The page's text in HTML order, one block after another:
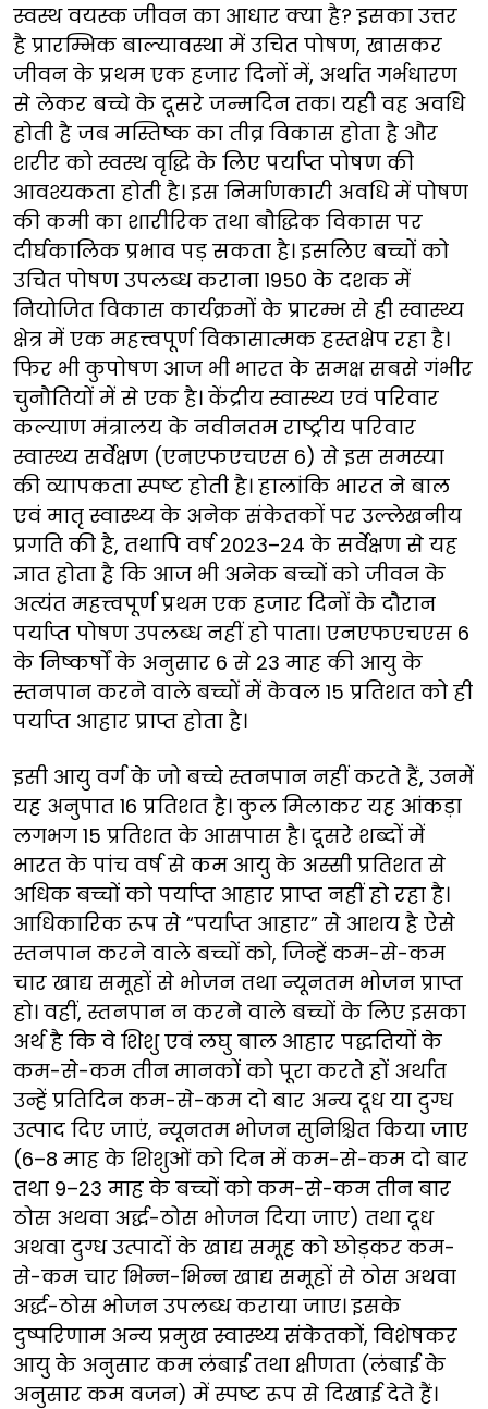
स्वस्थ वयस्क जीवन का आधार क्या है? इसका उत्तर
है प्रारम्भिक बाल्यावस्था में उचित पोषण, खासकर
जीवन के प्रथम एक हजार दिनों में, अर्थात गर्भधारण
से लेकर बच्चे के दूसरे जन्मदिन तक। यही वह अवधि
होती है जब मस्तिष्क का तीव्र विकास होता है और
शरीर को स्वस्थ वृद्धि के लिए पर्याप्त पोषण की
आवश्यकता होती है। इस निर्माणकारी अवधि में पोषण
की कमी का शारीरिक तथा बौद्धिक विकास पर
दीर्घकालिक प्रभाव पड़ सकता है। इसलिए बच्चों को
उचित पोषण उपलब्ध कराना 1950 के दशक में
नियोजित विकास कार्यक्रमों के प्रारम्भ से ही स्वास्थ्य
क्षेत्र में एक महत्त्वपूर्ण विकासात्मक हस्तक्षेप रहा है।
फिर भी कुपोषण आज भी भारत के समक्ष सबसे गंभीर
चुनौतियों में से एक है। केंद्रीय स्वास्थ्य एवं परिवार
कल्याण मंत्रालय के नवीनतम राष्ट्रीय परिवार
स्वास्थ्य सर्वेक्षण (एनएफएचएस 6) से इस समस्या
की व्यापकता स्पष्ट होती है। हालांकि भारत ने बाल
एवं मातृ स्वास्थ्य के अनेक संकेतकों पर उल्लेखनीय
प्रगति की है, तथापि वर्ष 2023–24 के सर्वेक्षण से यह
ज्ञात होता है कि आज भी अनेक बच्चों को जीवन के
अत्यंत महत्त्वपूर्ण प्रथम एक हजार दिनों के दौरान
पर्याप्त पोषण उपलब्ध नहीं हो पाता। एनएफएचएस 6
के निष्कर्षों के अनुसार 6 से 23 माह की आयु के
स्तनपान करने वाले बच्चों में केवल 15 प्रतिशत को ही
पर्याप्त आहार प्राप्त होता है।
इसी आयु वर्ग के जो बच्चे स्तनपान नहीं करते हैं, उनमें
यह अनुपात 16 प्रतिशत है। कुल मिलाकर यह आंकड़ा
लगभग 15 प्रतिशत के आसपास है। दूसरे शब्दों में
भारत के पांच वर्ष से कम आयु के अस्सी प्रतिशत से
अधिक बच्चों को पर्याप्त आहार प्राप्त नहीं हो रहा है।
आधिकारिक रूप से “पर्याप्त आहार” से आशय है ऐसे
स्तनपान करने वाले बच्चों को, जिन्हें कम-से-कम
चार खाद्य समूहों से भोजन तथा न्यूनतम भोजन प्राप्त
हो। वहीं, स्तनपान न करने वाले बच्चों के लिए इसका
अर्थ है कि वे शिशु एवं लघु बाल आहार पद्धतियों के
कम-से-कम तीन मानकों को पूरा करते हों अर्थात
उन्हें प्रतिदिन कम-से-कम दो बार अन्य दूध या दुग्ध
उत्पाद दिए जाएं, न्यूनतम भोजन सुनिश्चित किया जाए
(6–8 माह के शिशुओं को दिन में कम-से-कम दो बार
तथा 9–23 माह के बच्चों को कम-से-कम तीन बार
ठोस अथवा अर्द्ध-ठोस भोजन दिया जाए) तथा दूध
अथवा दुग्ध उत्पादों के खाद्य समूह को छोड़कर कम-
से-कम चार भिन्न-भिन्न खाद्य समूहों से ठोस अथवा
अर्द्ध-ठोस भोजन उपलब्ध कराया जाए। इसके
दुष्परिणाम अन्य प्रमुख स्वास्थ्य संकेतकों, विशेषकर
आयु के अनुसार कम लंबाई तथा क्षीणता (लंबाई के
अनुसार कम वजन) में स्पष्ट रूप से दिखाई देते हैं।